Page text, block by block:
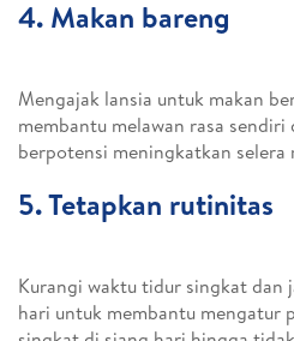
4. Makan bareng
Mengajak lansia untuk makan
membantu melawan rasa
berpotensi meningkatkan selera
5. Tetapkan rutinitas
Kurangi waktu tidur singkat dan
hari untuk membantu mengatur